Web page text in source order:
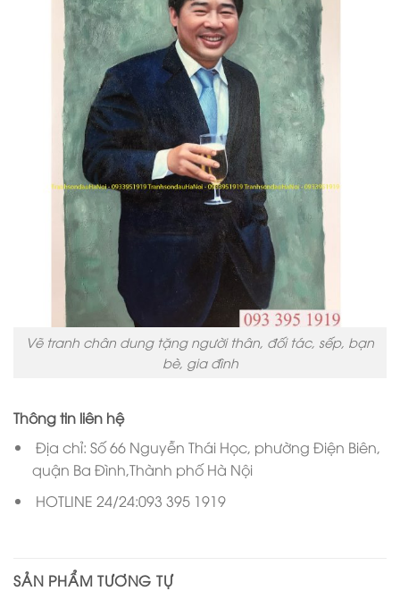
Vẽ tranh chân dung tặng người thân, đối tác, sếp, bạn
bè, gia đình
Thông tin liên hệ
Địa chỉ: Số 66 Nguyễn Thái Học, phường Điện Biên,
quận Ba Đình,Thành phố Hà Nội
HOTLINE 24/24:093 395 1919
SẢN PHẨM TƯƠNG TỰ